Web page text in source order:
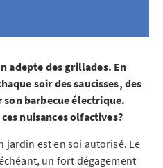
adepte des grillades. En
soir des saucisses, des
son barbecue électrique.
nuisances olfactives?
jardin est en soi autorisé. Le
un fort dégagement